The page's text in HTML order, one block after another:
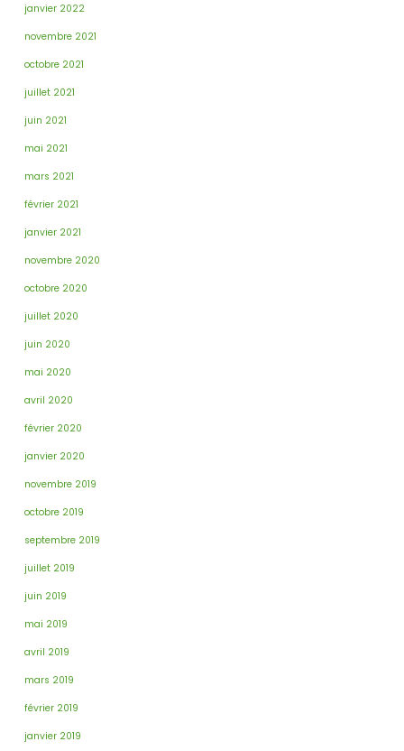
janvier 2022
novembre 2021
octobre 2021
juillet 2021
juin 2021
mai 2021
mars 2021
février 2021
janvier 2021
novembre 2020
octobre 2020
juillet 2020
juin 2020
mai 2020
avril 2020
février 2020
janvier 2020
novembre 2019
octobre 2019
septembre 2019
juillet 2019
juin 2019
mai 2019
avril 2019
mars 2019
février 2019
janvier 2019